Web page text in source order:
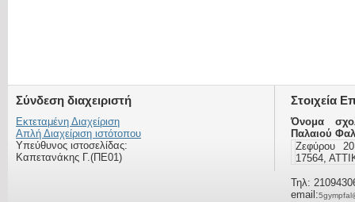
Σύνδεση διαχειριστή
Εκτεταμένη Διαχείριση
Απλή Διαχείριση ιστότοπου
Υπεύθυνος ιστοσελίδας:
Καπετανάκης Γ.(ΠΕ01)
Στοιχεία
Όνομα
Παλαιού
Ζεφύρου
17564,
Τηλ:
email: